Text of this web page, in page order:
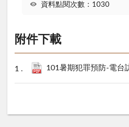
資料點閱次數：1030
附件下載
101暑期犯罪預防-電台